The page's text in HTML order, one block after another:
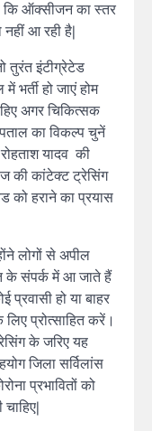
कि ऑक्सीजन का स्तर
आ रही है|
तुरंत इंटीग्रेटेड
हो जाएं होम
अगर चिकित्सक
का विकल्प चुनें
यादव की
की कांटेक्ट ट्रेसिंग
को हराने का प्रयास
लोगों से अपील
के संपर्क में आ जाते हैं
हो या बाहर
प्रोत्साहित करें।
के जरिए यह
जिला सर्विलांस
प्रभावितों को